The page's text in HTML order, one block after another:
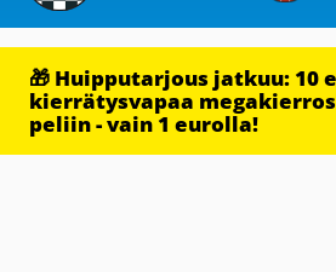
🎁 Huipputarjous jatkuu: 10
kierrätysvapaa
peliin - vain 1 eurolla!